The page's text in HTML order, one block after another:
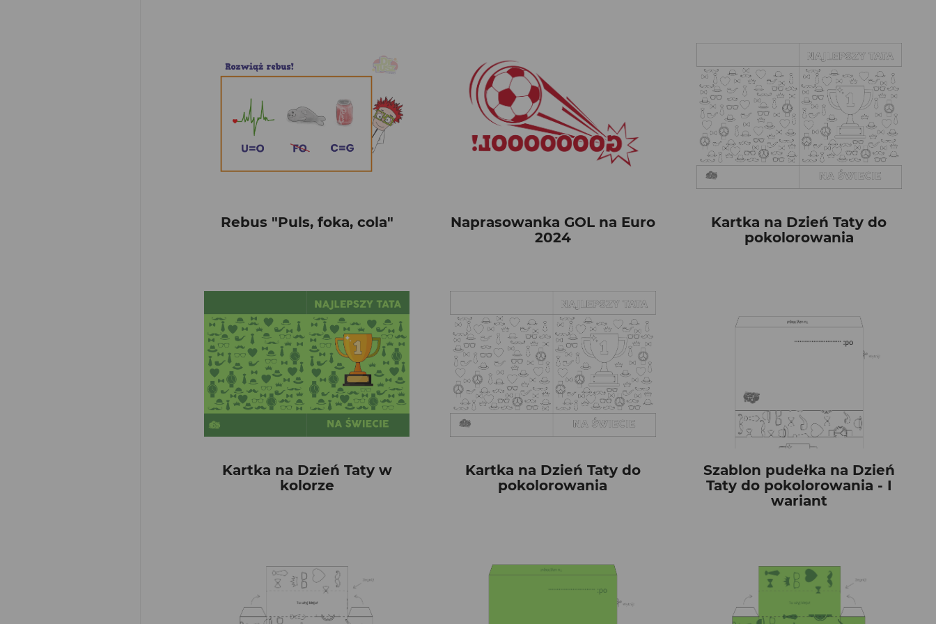
Rebus "Puls, foka, cola"
Naprasowanka GOL na Euro
2024
Kartka na Dzień Taty do
pokolorowania
Kartka na Dzień Taty w
kolorze
Kartka na Dzień Taty do
pokolorowania
Szablon pudełka na Dzień
Taty do pokolorowania - I
wariant